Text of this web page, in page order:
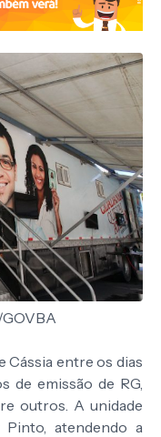
Cássia entre os dias
de emissão de RG,
outros. A unidade
atendendo a